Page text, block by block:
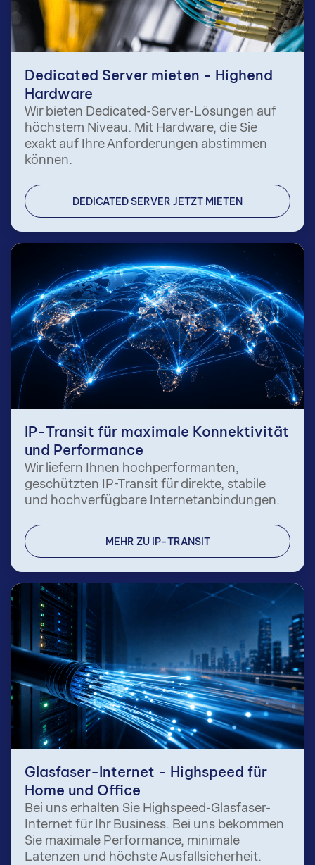
Dedicated Server mieten - Highend
Hardware
Wir bieten Dedicated-Server-Lösungen auf
höchstem Niveau. Mit Hardware, die Sie
exakt auf Ihre Anforderungen abstimmen
können.
DEDICATED SERVER JETZT MIETEN
IP-Transit für maximale Konnektivität
und Performance
Wir liefern Ihnen hochperformanten,
geschützten IP-Transit für direkte, stabile
und hochverfügbare Internetanbindungen.
MEHR ZU IP-TRANSIT
Glasfaser-Internet - Highspeed für
Home und Office
Bei uns erhalten Sie Highspeed-Glasfaser-
Internet für Ihr Business. Bei uns bekommen
Sie maximale Performance, minimale
Latenzen und höchste Ausfallsicherheit.